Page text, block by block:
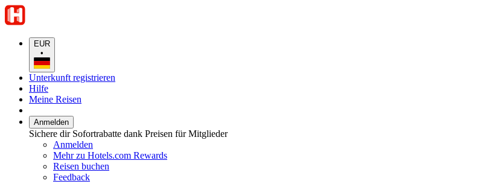
EUR
•
Unterkunft registrieren
Hilfe
Meine Reisen
Anmelden
Sichere dir Sofortrabatte dank Preisen für Mitglieder
Anmelden
Mehr zu Hotels.com Rewards
Reisen buchen
Feedback